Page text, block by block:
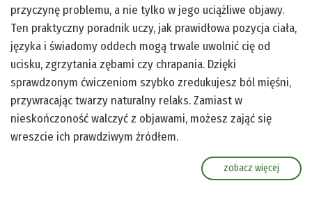
przyczynę problemu, a nie tylko w jego uciążliwe objawy.
Ten praktyczny poradnik uczy, jak prawidłowa pozycja ciała,
języka i świadomy oddech mogą trwale uwolnić cię od
ucisku, zgrzytania zębami czy chrapania. Dzięki
sprawdzonym ćwiczeniom szybko zredukujesz ból mięśni,
przywracając twarzy naturalny relaks. Zamiast w
nieskończoność walczyć z objawami, możesz zająć się
wreszcie ich prawdziwym źródłem.
zobacz więcej